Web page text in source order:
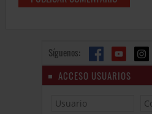
Síguenos:
ACCESO USUARIOS